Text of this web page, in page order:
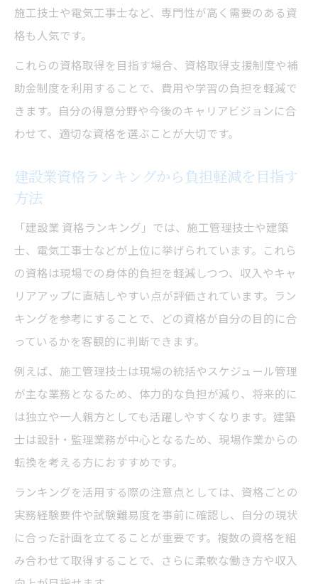
資格一覧表で建設業未経験者の可能性を広
げる
建設業で実務経験不要の資格取得ルートと
は
建設業で将来に強いおすすめの資格特集
建設業で一生困らないおすすめ資格を厳選
将来性抜群の建設業資格ランキングを徹底
建設業の資格一覧表で選ぶAI時代に強い資
格
建設業資格マニアが注目の最強資格の特徴
独立や高収入に直結する建設業資格の選び
一人親方なら知っておきたい資格取得の道
建設業許可と専任技術者資格の取得ポイン
一人親方が選ぶべき建設業おすすめ資格と
建設業で独立を目指す一人親方の資格戦略
一生困らない建設業資格取得で安定経営実
施工技士や電気工事士など、専門性が高く需要のある資
格も人気です。
これらの資格取得を目指す場合、資格取得支援制度や補
助金制度を利用することで、費用や学習の負担を軽減で
きます。自分の得意分野や今後のキャリアビジョンに合
わせて、適切な資格を選ぶことが大切です。
建設業資格ランキングから負担軽減を目指す
方法
「建設業 資格ランキング」では、施工管理技士や建築
士、電気工事士などが上位に挙げられています。これら
の資格は現場での身体的負担を軽減しつつ、収入やキャ
リアアップに直結しやすい点が評価されています。ラン
キングを参考にすることで、どの資格が自分の目的に合
っているかを客観的に判断できます。
例えば、施工管理技士は現場の統括やスケジュール管理
が主な業務となるため、体力的な負担が減り、将来的に
は独立や一人親方としても活躍しやすくなります。建築
士は設計・監理業務が中心となるため、現場作業からの
転換を考える方におすすめです。
ランキングを活用する際の注意点としては、資格ごとの
実務経験要件や試験難易度を事前に確認し、自分の現状
に合った計画を立てることが重要です。複数の資格を組
み合わせて取得することで、さらに柔軟な働き方や収入